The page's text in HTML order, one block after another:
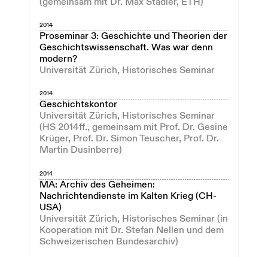
(gemeinsam mit Dr. Max Stadler, ETH)
2014
Proseminar 3: Geschichte und Theorien der
Geschichtswissenschaft. Was war denn
modern?
Universität Zürich, Historisches Seminar
2014
Geschichtskontor
Universität Zürich, Historisches Seminar
(HS 2014ff., gemeinsam mit Prof. Dr. Gesine
Krüger, Prof. Dr. Simon Teuscher, Prof. Dr.
Martin Dusinberre)
2014
MA: Archiv des Geheimen:
Nachrichtendienste im Kalten Krieg (CH-
USA)
Universität Zürich, Historisches Seminar (in
Kooperation mit Dr. Stefan Nellen und dem
Schweizerischen Bundesarchiv)